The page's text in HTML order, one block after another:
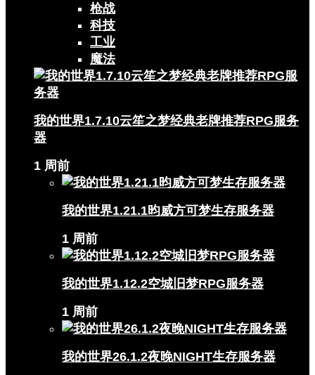
枪战
科技
工业
魔法
我的世界1.7.10云笙之梦经典老牌推荐RPG服务
器
1 周前
我的世界1.21.1昀威方可梦生存服务器
1 周前
我的世界1.12.2空城旧梦RPG服务器
1 周前
我的世界26.1.2夜晚NIGHT生存服务器